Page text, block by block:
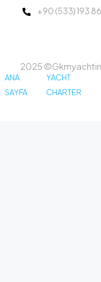
+90 (533) 193
2025
ANA
SAYFA
YACHT
CHARTER